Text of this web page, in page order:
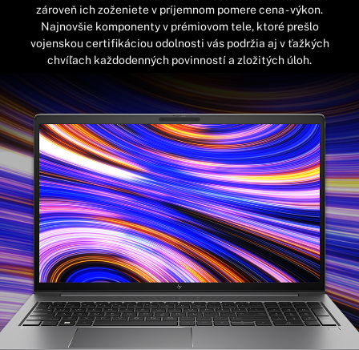
zároveň ich zoženiete v príjemnom pomere cena - výkon.
Najnovšie komponenty v prémiovom tele, ktoré prešlo
vojenskou certifikáciou odolnosti vás podržia aj v ťažkých
chvíľach každodenných povinností a zložitých úloh.